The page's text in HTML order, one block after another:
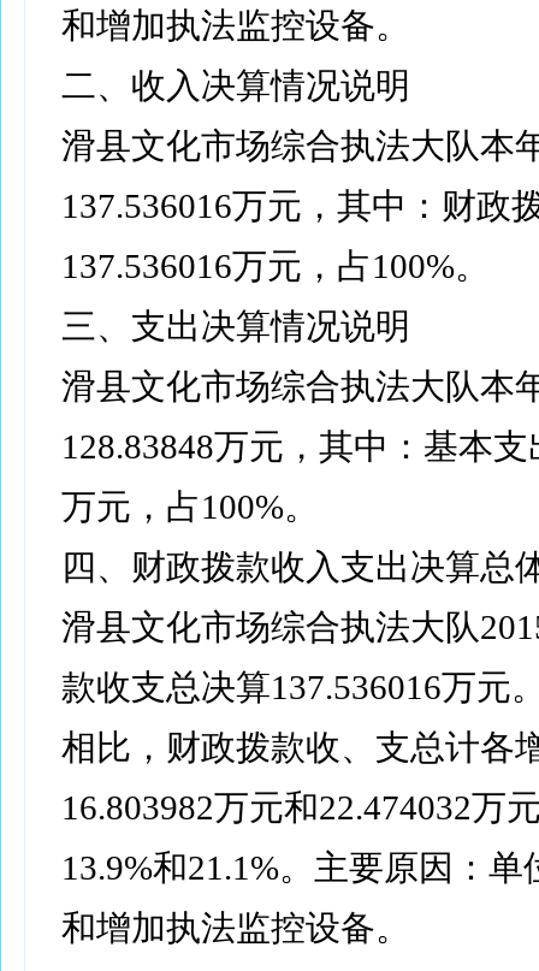
和增加执法监控设备。
二、收入决算情况说明
滑县文化市场综合执法大队本
137.536016万元，其中：财政
137.536016万元，占100%。
三、支出决算情况说明
滑县文化市场综合执法大队本
128.83848万元，其中：基本支
万元，占100%。
四、财政拨款收入支出决算总
滑县文化市场综合执法大队
款收支总决算137.536016万元
相比，财政拨款收、支总计各
16.803982万元和22.474032万
13.9%和21.1%。主要原因：单
和增加执法监控设备。